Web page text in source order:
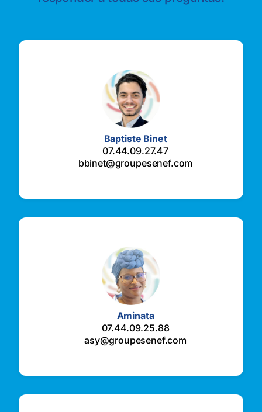
Baptiste Binet
07.44.09.27.47
bbinet@groupesenef.com
Aminata
07.44.09.25.88
asy@groupesenef.com